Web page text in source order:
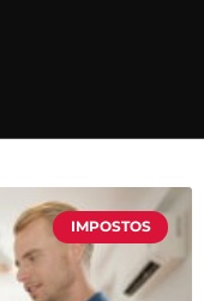
IMPOSTOS